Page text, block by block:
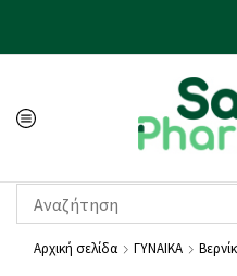
Αρχική σελίδα ΓΥΝΑΙΚΑ